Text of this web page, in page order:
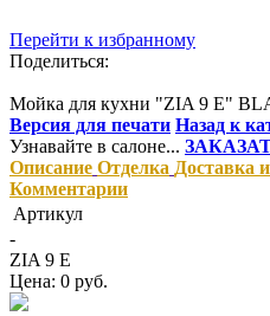
Перейти к избранному
Поделиться:
Мойка для кухни "ZIA 9 E"
Версия для печати Назад к
Узнавайте в салоне...
Описание Отделка Доставка
Комментарии
Артикул
-
ZIA 9 E
Цена: 0 руб.